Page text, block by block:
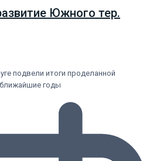
Южного тер.
подвели итоги проделанной
годы